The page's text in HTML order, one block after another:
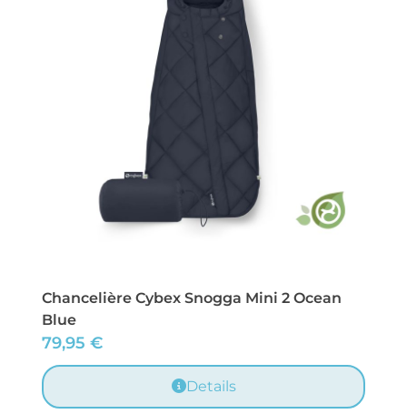
Chancelière Cybex Snogga Mini 2 Ocean
Blue
79,95 €
Details